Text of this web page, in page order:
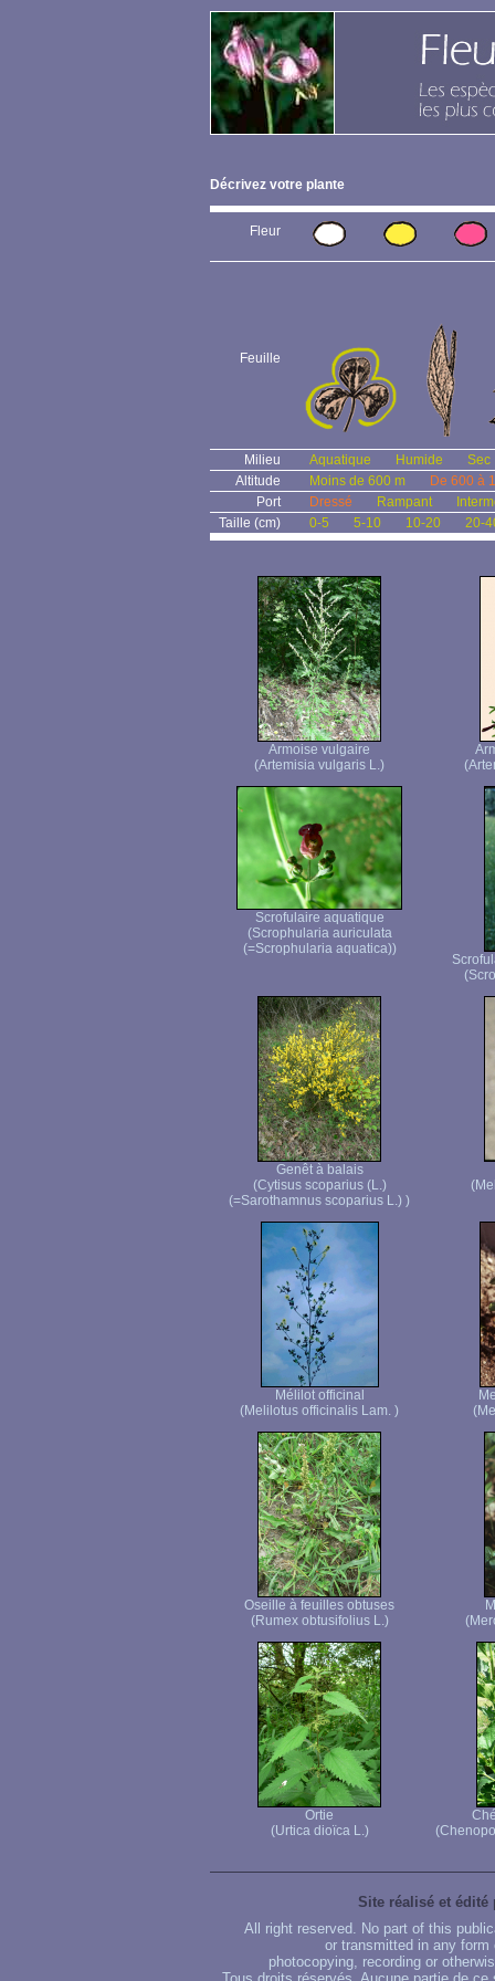
Décrivez votre plante
Fleur
Feuille
Milieu Aquatique Humide
Sec
Altitude
Moins de 600 m
De 600 à
Port
Dressé Rampant
Taille (cm)
0-5 5-10 10-20 20-
Armoise vulgaire
(Artemisia vulgaris L.)
Scrofulaire aquatique
(Scrophularia auriculata
(=Scrophularia aquatica))
Genêt à balais
(Cytisus scoparius (L.)
(=Sarothamnus scoparius L.) )
Mélilot officinal
(Melilotus officinalis Lam. )
Oseille à feuilles obtuses
(Rumex obtusifolius L.)
Ortie
(Urtica dioïca L.)
Site réalisé et édité
All right reserved. No part of this
or transmitted in any
photocopying, recording or